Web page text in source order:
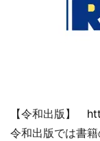
【令和出版】
令和出版では書